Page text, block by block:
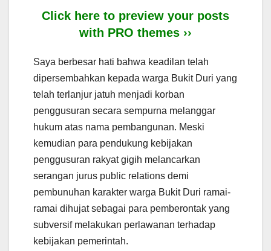
Click here to preview your posts
with PRO themes ››
Saya berbesar hati bahwa keadilan telah
dipersembahkan kepada warga Bukit Duri yang
telah terlanjur jatuh menjadi korban
penggusuran secara sempurna melanggar
hukum atas nama pembangunan. Meski
kemudian para pendukung kebijakan
penggusuran rakyat gigih melancarkan
serangan jurus public relations demi
pembunuhan karakter warga Bukit Duri ramai-
ramai dihujat sebagai para pemberontak yang
subversif melakukan perlawanan terhadap
kebijakan pemerintah.